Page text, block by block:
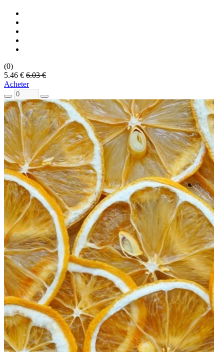
(0)
5.46 € 6.03 €
Acheter